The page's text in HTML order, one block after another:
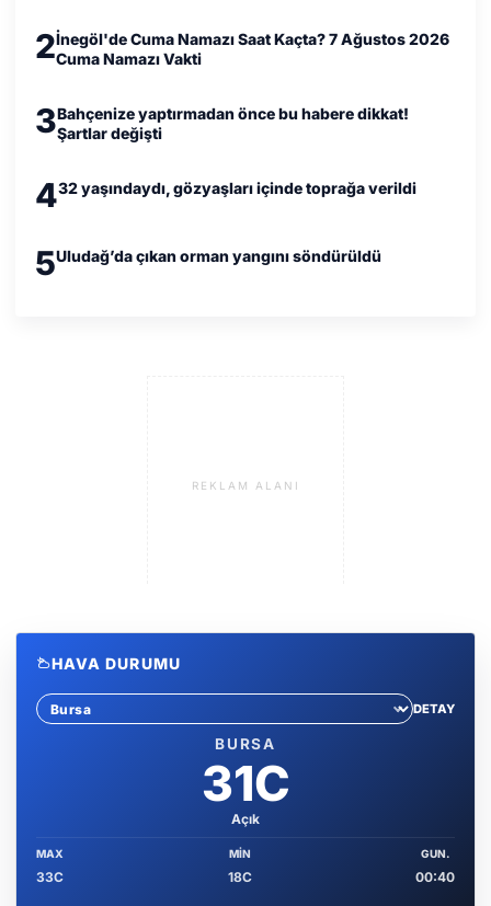
2İnegöl'de Cuma Namazı Saat Kaçta? 7 Ağustos 2026
Cuma Namazı Vakti
3Bahçenize yaptırmadan önce bu habere dikkat!
Şartlar değişti
432 yaşındaydı, gözyaşları içinde toprağa verildi
5Uludağ’da çıkan orman yangını söndürüldü
REKLAM ALANI
HAVA DURUMU
Sehir sec
DETAY
BURSA
31C
Açık
MAX
33C
MIN
18C
GUN.
00:40